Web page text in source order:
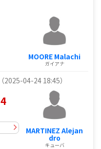
MOORE Malachi
ガイアナ
（2025-04-24 18:45）
4
MARTINEZ Alejan
dro
キューバ